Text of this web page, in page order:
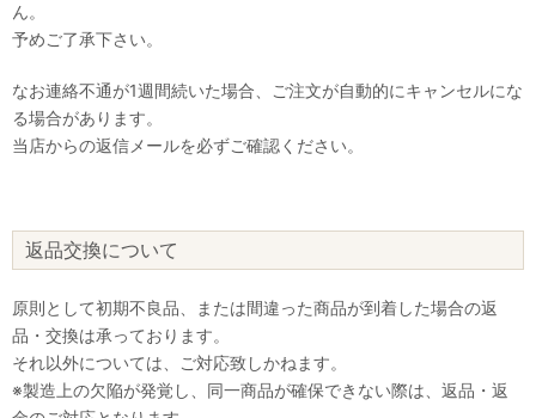
ん。
予めご了承下さい。
なお連絡不通が1週間続いた場合、ご注文が自動的にキャンセルにな
る場合があります。
当店からの返信メールを必ずご確認ください。
返品交換について
原則として初期不良品、または間違った商品が到着した場合の返
品・交換は承っております。
それ以外については、ご対応致しかねます。
※製造上の欠陥が発覚し、同一商品が確保できない際は、返品・返